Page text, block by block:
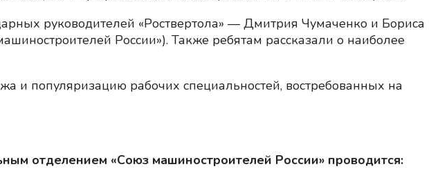
руководителей «Роствертола» — Дмитрия Чумаченко и Бориса
России»). Также ребятам рассказали о наиболее
и популяризацию рабочих специальностей, востребованных на
отделением «Союз машиностроителей России» проводится: